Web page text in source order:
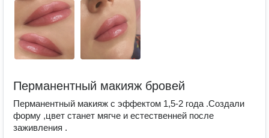
Перманентный макияж бровей
Перманентный макияж с эффектом 1,5-2 года .Создали
форму ,цвет станет мягче и естественней после
заживления .